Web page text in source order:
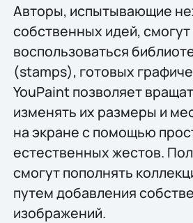
Авторы, испытывающие
собственных идей, смогут
воспользоваться
(stamps), готовых
YouPaint позволяет
изменять их размеры и
на экране с помощью
естественных жестов.
смогут пополнять
путем добавления
изображений.